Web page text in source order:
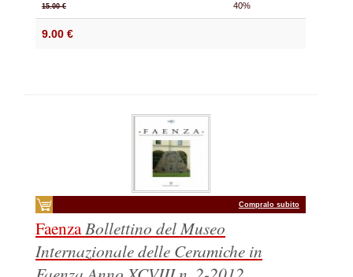
15.00 € 40%
9.00 €
Compralo subito
FaenzaBollettino del Museo
Internazionale delle Ceramiche in